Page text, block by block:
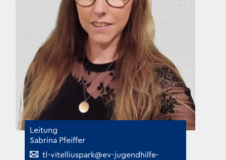
Leitung
Sabrina Pfeiffer
tl-vitelliuspark@ev-jugendhilfe-